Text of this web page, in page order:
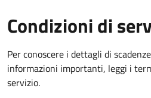
Condizioni di
Per conoscere i dettagli di
informazioni importanti, leggi i
servizio.